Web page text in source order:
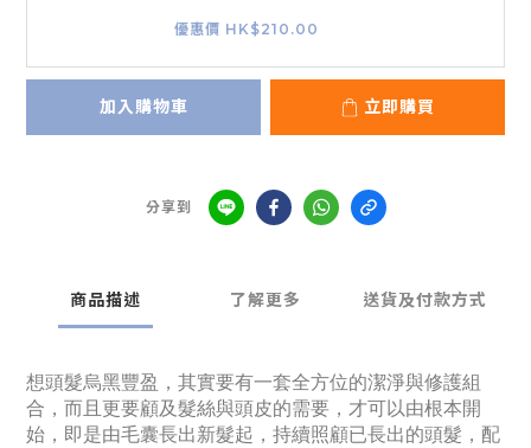
優惠價 HK$210.00
加入購物車 立即購買
分享到
商品描述 了解更多 送貨及付款方式
想頭髮烏黑豐盈，其實要有一套全方位的潔淨與修護組
合，而且更要顧及髮絲與頭皮的需要，才可以由根本開
始，即是由毛囊長出新髮起，持續照顧已長出的頭髮，配